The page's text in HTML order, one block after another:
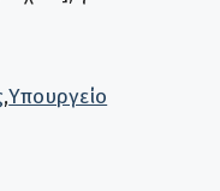
,Υπουργείο